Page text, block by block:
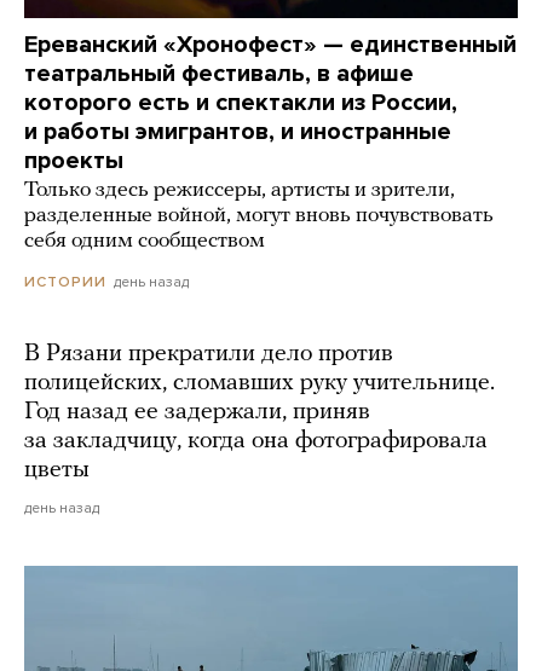
Ереванский «Хронофест» — единственный
театральный фестиваль, в афише
которого есть и спектакли из России,
и работы эмигрантов, и иностранные
проекты
Только здесь режиссеры, артисты и зрители,
разделенные войной, могут вновь почувствовать
себя одним сообществом
ИСТОРИИ день назад
В Рязани прекратили дело против
полицейских, сломавших руку учительнице.
Год назад ее задержали, приняв
за закладчицу, когда она фотографировала
цветы
день назад